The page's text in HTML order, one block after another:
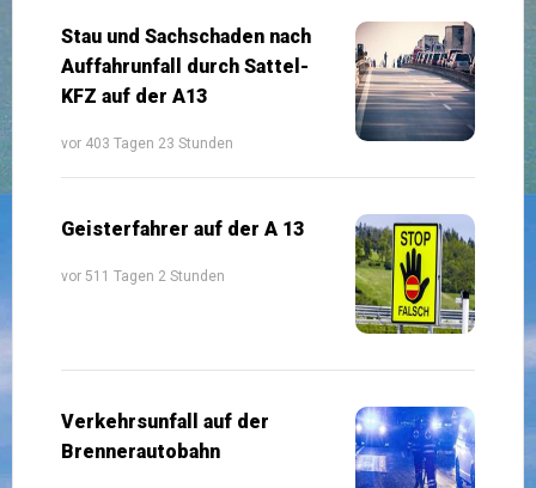
Stau und Sachschaden nach
Auffahrunfall durch Sattel-
KFZ auf der A13
vor 403 Tagen 23 Stunden
Geisterfahrer auf der A 13
vor 511 Tagen 2 Stunden
Verkehrsunfall auf der
Brennerautobahn